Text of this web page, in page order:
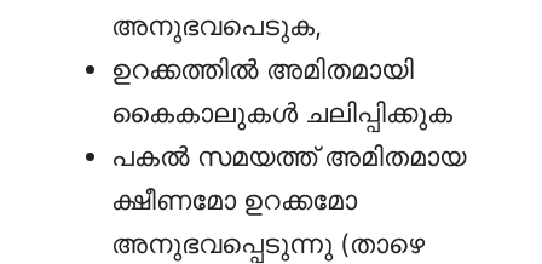
അനുഭവപെടുക,
ഉറക്കത്തിൽ അമിതമായി
കൈകാലുകൾ ചലിപ്പിക്കുക
പകൽ സമയത്ത് അമിതമായ
ക്ഷീണമോ ഉറക്കമോ
അനുഭവപ്പെടുന്നു (താഴെ